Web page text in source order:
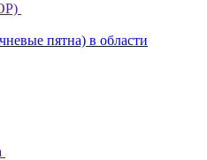
пятна) в области